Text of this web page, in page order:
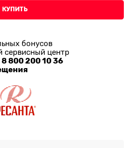
КУПИТЬ
бонусов
сервисный центр
8 800 200 10 36